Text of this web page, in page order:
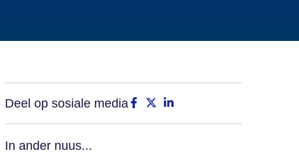
Deel op sosiale media
In ander nuus...